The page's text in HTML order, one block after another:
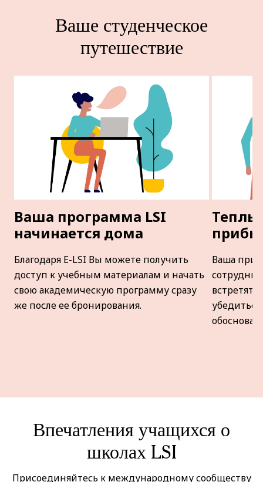
Ваше студенческое
путешествие
Ваша программа LSI
начинается дома
Благодаря E-LSI Вы можете получить
доступ к учебным материалам и начать
свою академическую программу сразу
же после ее бронирования.
Ваша
встретят
Впечатления учащихся о
школах LSI
Присоединяйтесь к международному сообществу